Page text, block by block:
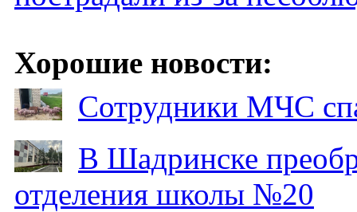
Хорошие новости:
Сотрудники МЧС
В Шадринске
отделения школы №20